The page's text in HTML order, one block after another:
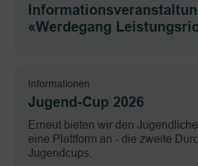
«Werdegang
Informationen
Jugend-Cup 2026
Erneut bieten wir den
eine Plattform an - die zweite
Jugendcups.